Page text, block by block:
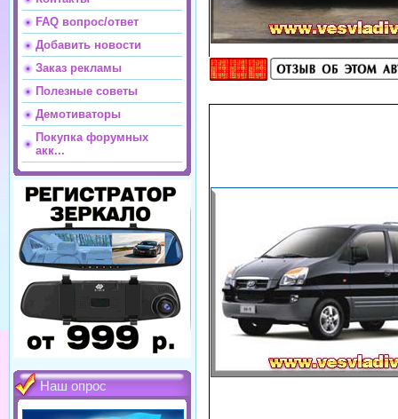
FAQ вопрос/ответ
Добавить новости
Заказ рекламы
Полезные советы
Демотиваторы
Покупка форумных
акк...
Наш опрос